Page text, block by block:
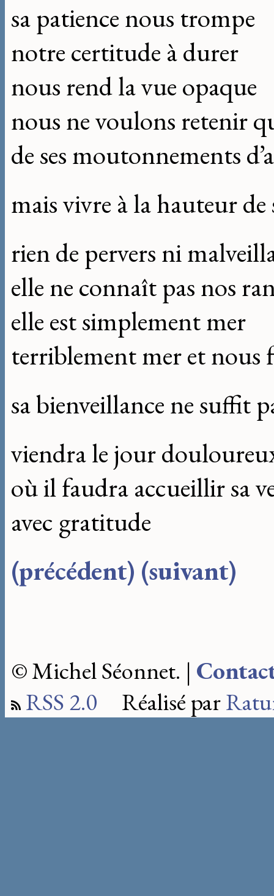
sa patience nous trompe
notre certitude à durer
nous rend la vue opaque
nous ne voulons retenir
de ses moutonnements
mais vivre à la hauteur de
rien de pervers ni
elle ne connaît pas nos
elle est simplement mer
terriblement mer et nous
sa bienveillance ne suffit
viendra le jour
où il faudra accueillir sa
avec gratitude
(précédent) (suivant)
© Michel Séonnet. |
RSS 2.0 Réalisé par